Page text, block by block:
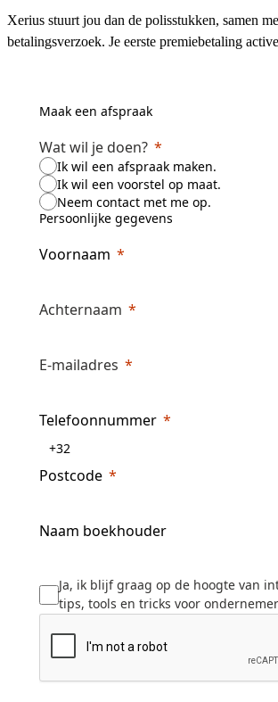
Xerius stuurt jou dan de polisstukken, samen
betalingsverzoek. Je eerste premiebetaling
Maak een afspraak
Wat wil je doen?
Ik wil een afspraak maken.
Ik wil een voorstel op maat.
Neem contact met me op.
Persoonlijke gegevens
Voornaam
Achternaam
E-mailadres
Telefoonnummer
Postcode
Naam boekhouder
Ja, ik blijf graag op de hoogte van
tips, tools en tricks voor